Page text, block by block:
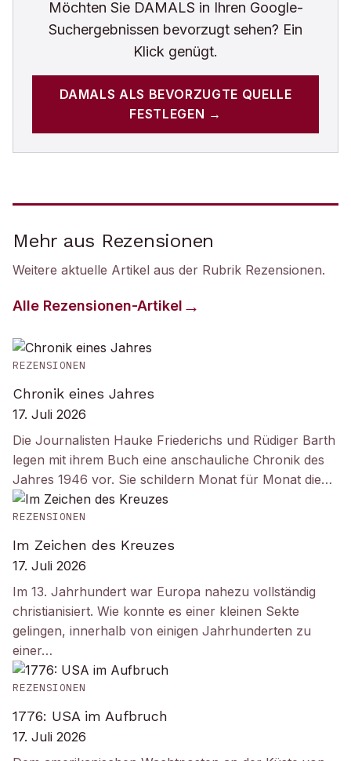
Möchten Sie DAMALS in Ihren Google-
Suchergebnissen bevorzugt sehen? Ein
Klick genügt.
DAMALS ALS BEVORZUGTE QUELLE
FESTLEGEN →
Mehr aus Rezensionen
Weitere aktuelle Artikel aus der Rubrik Rezensionen.
Alle Rezensionen-Artikel
REZENSIONEN
Chronik eines Jahres
17. Juli 2026
Die Journalisten Hauke Friederichs und Rüdiger Barth
legen mit ihrem Buch eine anschauliche Chronik des
Jahres 1946 vor. Sie schildern Monat für Monat die…
REZENSIONEN
Im Zeichen des Kreuzes
17. Juli 2026
Im 13. Jahrhundert war Europa nahezu vollständig
christianisiert. Wie konnte es einer kleinen Sekte
gelingen, innerhalb von einigen Jahrhunderten zu
einer…
REZENSIONEN
1776: USA im Aufbruch
17. Juli 2026